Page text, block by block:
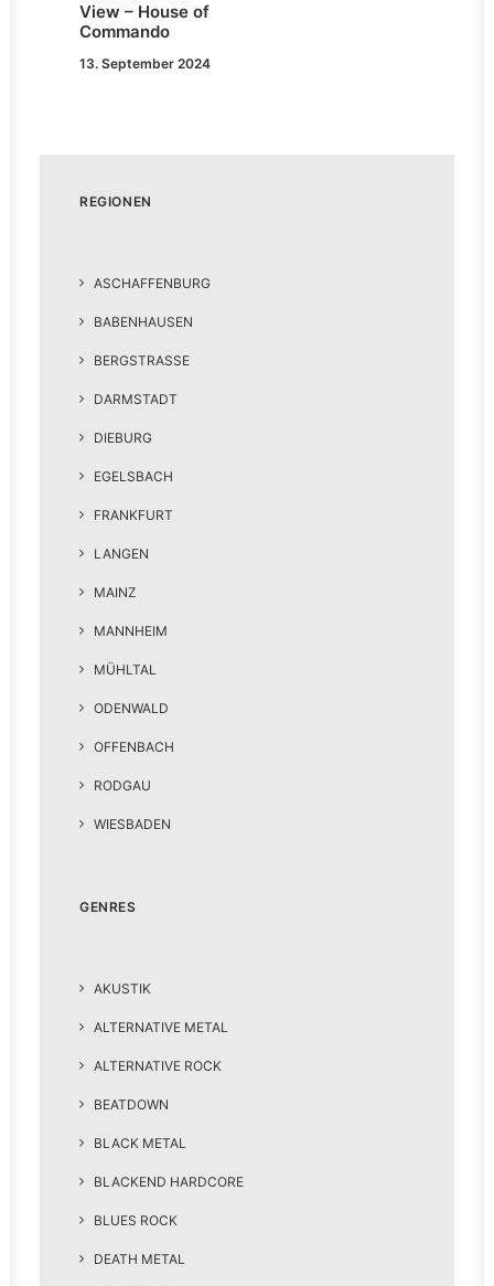
View – House of
Commando
13. September 2024
REGIONEN
ASCHAFFENBURG
BABENHAUSEN
BERGSTRASSE
DARMSTADT
DIEBURG
EGELSBACH
FRANKFURT
LANGEN
MAINZ
MANNHEIM
MÜHLTAL
ODENWALD
OFFENBACH
RODGAU
WIESBADEN
GENRES
AKUSTIK
ALTERNATIVE METAL
ALTERNATIVE ROCK
BEATDOWN
BLACK METAL
BLACKEND HARDCORE
BLUES ROCK
DEATH METAL